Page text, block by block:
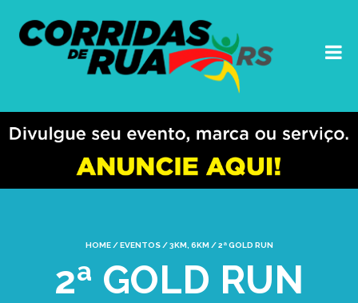
HOME / EVENTOS / 3KM 6KM / 2ª GOLD RUN
2ª GOLD RUN